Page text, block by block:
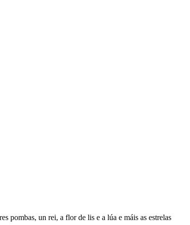
pombas, un rei, a flor de lis e a lúa e máis as estrelas